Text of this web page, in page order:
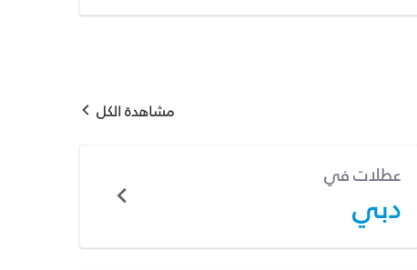
مشاهدة الكل
عطلات في
دبي